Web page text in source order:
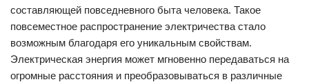
составляющей повседневного быта человека. Такое
повсеместное распространение электричества стало
возможным благодаря его уникальным свойствам.
Электрическая энергия может мгновенно передаваться на
огромные расстояния и преобразовываться в различные